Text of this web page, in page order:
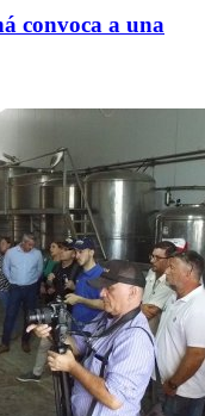
convoca a una